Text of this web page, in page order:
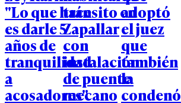
"Lo que hace
es darle 5
años de
tranquilidad
a
acosadores"
tránsito en
Zapallar
con
instalación
de puente
mecano
adoptó
el juez
que
también
la
condenó